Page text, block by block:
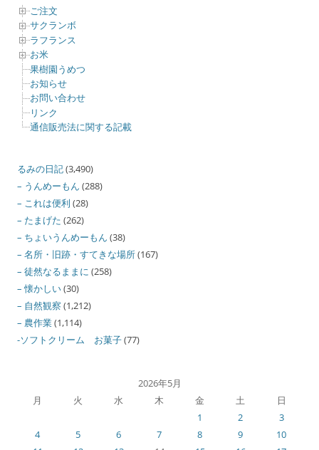
ご注文
サクランボ
ラフランス
お米
果樹園うめつ
お知らせ
お問い合わせ
リンク
通信販売法に関する記載
るみの日記(3,490)
– うんめーもん (288)
– これは便利 (28)
– たまげた (262)
– ちょいうんめーもん (38)
– 名所・旧跡・すてきな場所(167)
– 徒然なるままに (258)
– 懐かしい(30)
– 自然観察 (1,212)
– 農作業(1,114)
-ソフトクリーム お菓子(77)
2026年5月
月
火 水 木 金 土
日
1
2
3
4
5 6 7 8 9
10